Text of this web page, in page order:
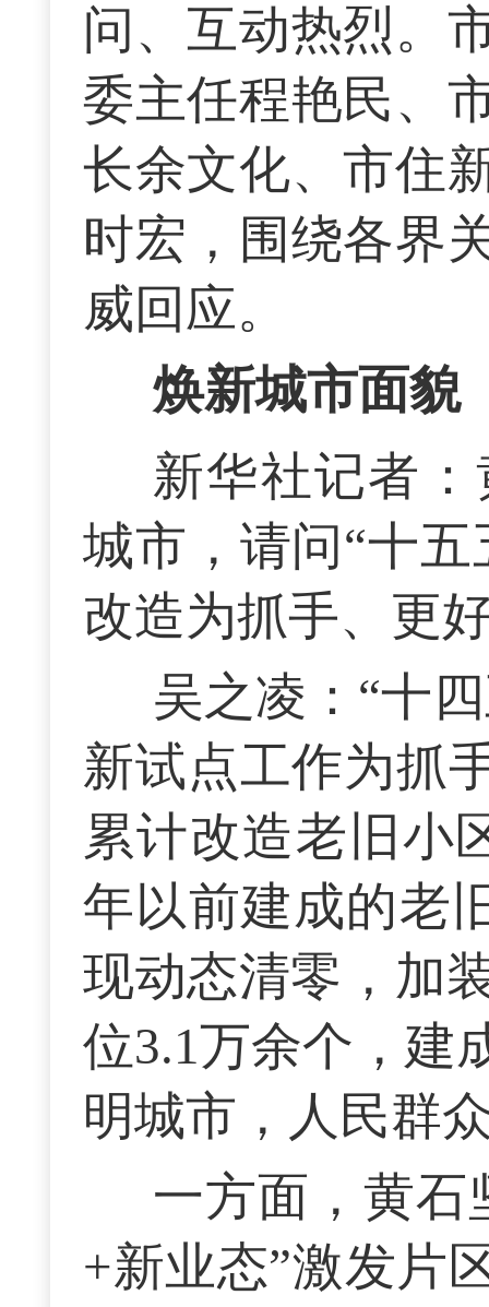
问、互动热烈。
委主任程艳民、
长余文化、市住
时宏，围绕各界
威回应。
焕新城市面
新华社记者
城市，请问“十
改造为抓手、更
吴之凌：“十
新试点工作为抓
累计改造老旧小
年以前建成的老
现动态清零，加
位3.1万余个，建
明城市，人民群
一方面，黄石
+新业态”激发片